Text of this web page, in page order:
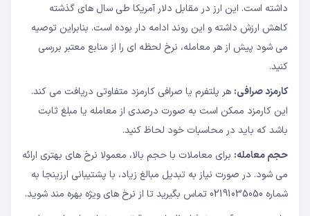
داشته است. این ارز در مقابل دلار آمریکا طی سال های گذشته
کاهش ارزش داشته و این روند ادامه دار بوده است. بنابراین توصیه
می شود پیش از هر معامله، نرخ لحظه ای را از منابع معتبر بررسی
کنید.
کارمزد صرافی: هر پلتفرم یا صرافی کارمزد متفاوتی دریافت می کند.
این کارمزد ممکن است به صورت درصدی از معامله یا مبلغ ثابت
باشد که باید در محاسبات خود لحاظ کنید.
حجم معامله: برای معاملات با حجم بالا، معمولا نرخ های بهتری ارائه
می شود. در صورت نیاز به تبدیل مبالغ زیاد، با پشتیبانی ارزینجا به
شماره 02191035050 تماس بگیرید تا از نرخ های ویژه بهره مند شوید.